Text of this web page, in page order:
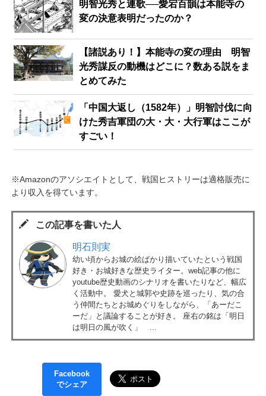
明智光秀と連歌──愛宕百韻は本能寺の
変の決意表明だったのか？
【諸説あり！】本能寺の変の理由 明智
光秀謀反の動機はどこに？数ある説をま
とめてみた
「中国大返し（1582年）」明智討伐に向
けた秀吉軍団の大・大・大行軍はここが
すごい！
※Amazonのアソシエイトとして、戦国ヒストリーは適格販売に
より収入を得ています。
この記事を書いた人
明石則実
幼い頃からお城の絵ばかり描いていたという戦国
好き・お城好きな歴史ライター。web記事の他に
youtube歴史動画のシナリオを書いたりなど、幅広
く活動中。 愛犬と城郭や史跡を巡ったり、気の合
う仲間たちとお城めぐりをしながら、「あーだこ
ーだ」と議論することが好き。 座右の銘は「明日
は明日の風が吹く」 ...
Facebook
でシェア